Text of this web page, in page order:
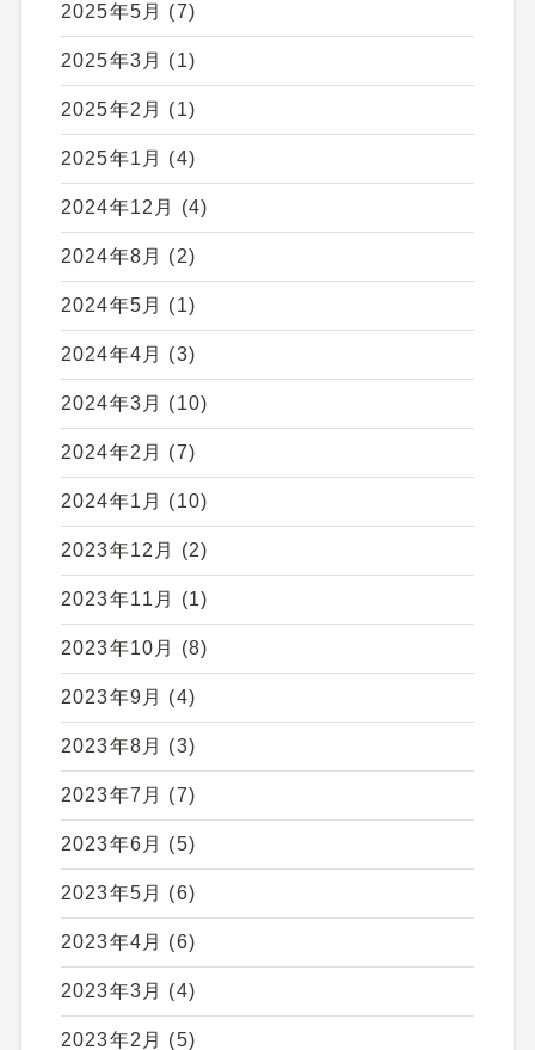
2025年5月 (7)
2025年3月 (1)
2025年2月 (1)
2025年1月 (4)
2024年12月 (4)
2024年8月 (2)
2024年5月 (1)
2024年4月 (3)
2024年3月 (10)
2024年2月 (7)
2024年1月 (10)
2023年12月 (2)
2023年11月 (1)
2023年10月 (8)
2023年9月 (4)
2023年8月 (3)
2023年7月 (7)
2023年6月 (5)
2023年5月 (6)
2023年4月 (6)
2023年3月 (4)
2023年2月 (5)